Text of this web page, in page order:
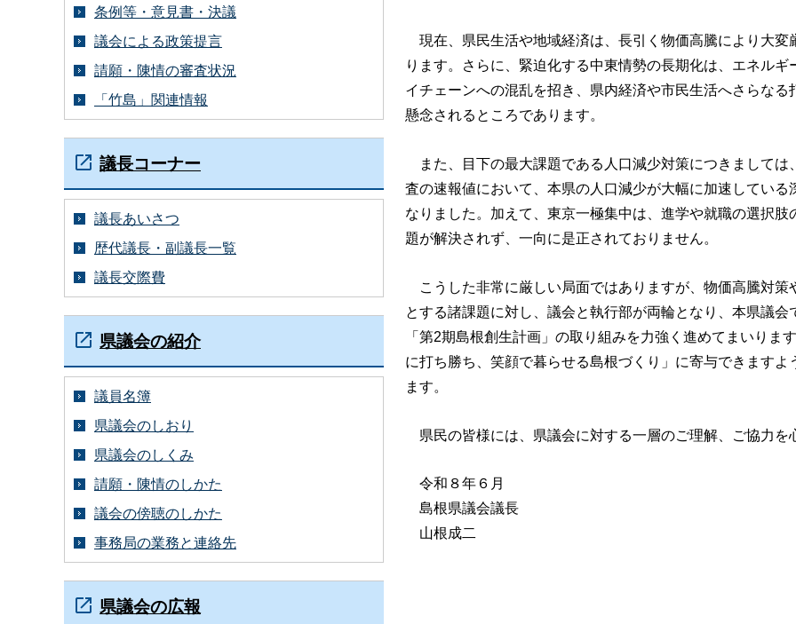
現在、県民生活や地域経済は、長引く物価高騰により大変
ります。さらに、緊迫化する中東情勢の長期化は、エネルギ
イチェーンへの混乱を招き、県内経済や市民生活へさらなる
懸念されるところであります。
また、目下の最大課題である人口減少対策につきましては
査の速報値において、本県の人口減少が大幅に加速している
なりました。加えて、東京一極集中は、進学や就職の選択肢
題が解決されず、一向に是正されておりません。
こうした非常に厳しい局面ではありますが、物価高騰対策
とする諸課題に対し、議会と執行部が両輪となり、本県議会
「第2期島根創生計画」の取り組みを力強く進めてまいりま
に打ち勝ち、笑顔で暮らせる島根づくり」に寄与できます
ます。
県民の皆様には、県議会に対する一層のご理解、ご協力を
令和８年６月
島根県議会議長
山根成二
条例等・意見書・決議
議会による政策提言
請願・陳情の審査状況
「竹島」関連情報
議長コーナー
議長あいさつ
歴代議長・副議長一覧
議長交際費
県議会の紹介
議員名簿
県議会のしおり
県議会のしくみ
請願・陳情のしかた
議会の傍聴のしかた
事務局の業務と連絡先
県議会の広報